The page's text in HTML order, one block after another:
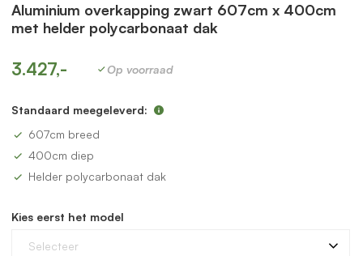
Aluminium overkapping zwart 607cm x 400cm
met helder polycarbonaat dak
3.427,- Op voorraad
Standaard meegeleverd:
607cm breed
400cm diep
Helder polycarbonaat dak
Kies eerst het model
Selecteer